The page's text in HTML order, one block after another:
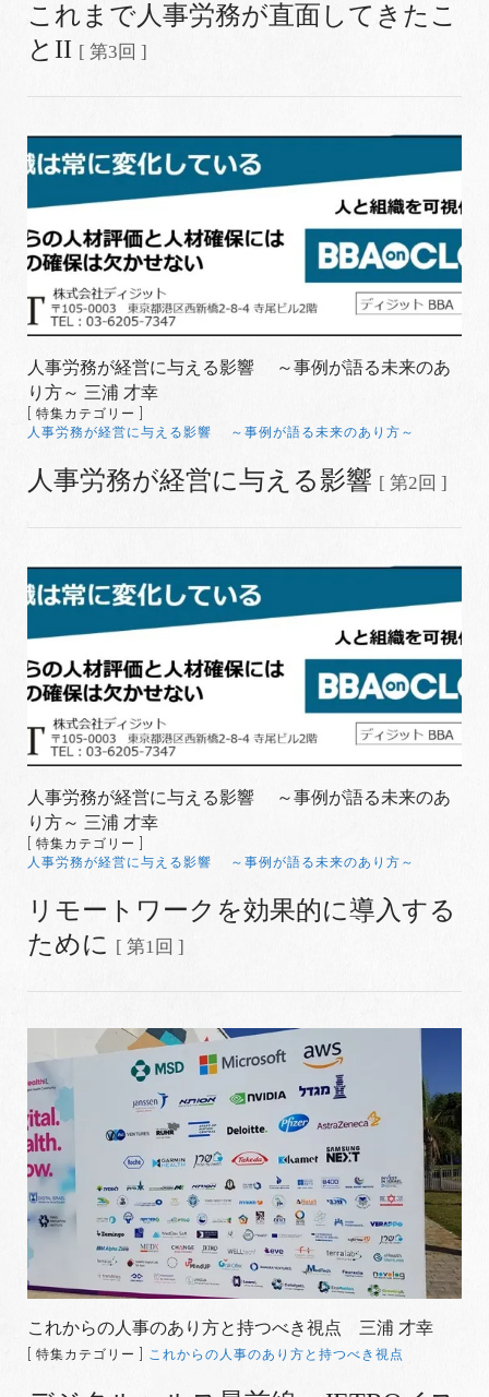
これまで人事労務が直面してきたこ
とII [ 第3回 ]
人事労務が経営に与える影響 ～事例が語る未来のあ
り方～ 三浦 才幸
[ 特集カテゴリー ]
人事労務が経営に与える影響 ～事例が語る未来のあり方～
人事労務が経営に与える影響 [ 第2回 ]
人事労務が経営に与える影響 ～事例が語る未来のあ
り方～ 三浦 才幸
[ 特集カテゴリー ]
人事労務が経営に与える影響 ～事例が語る未来のあり方～
リモートワークを効果的に導入する
ために [ 第1回 ]
これからの人事のあり方と持つべき視点 三浦 才幸
[ 特集カテゴリー ] これからの人事のあり方と持つべき視点